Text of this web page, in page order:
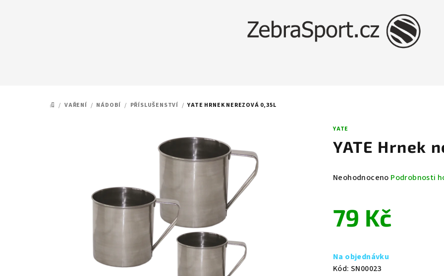
DOMŮ
/ VAŘENÍ / NÁDOBÍ / PŘÍSLUŠENSTVÍ / YATE HRNEK NEREZOVÁ 0,35L
YATE
YATE Hrnek
Průměrné
je
0,0
hvězdiček.
Neohodnoceno Podrobnosti
79 Kč
cena:
Na objednávku
Kód: SN00023